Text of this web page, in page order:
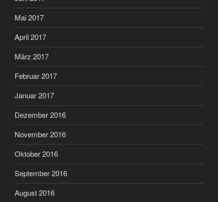
Mai 2017
April 2017
März 2017
Februar 2017
Januar 2017
Dezember 2016
November 2016
Oktober 2016
September 2016
August 2016